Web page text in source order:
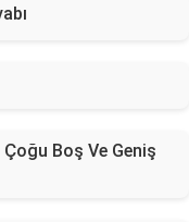
Çoğu Boş Ve Geniş